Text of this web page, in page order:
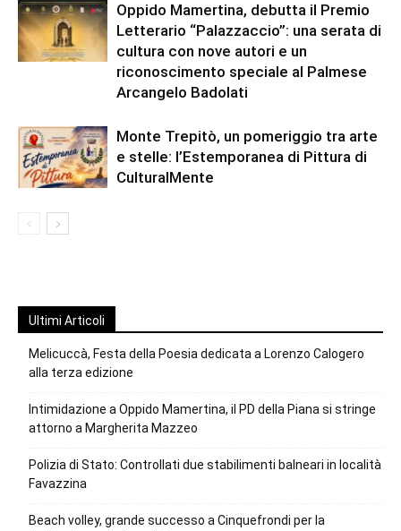
Oppido Mamertina, debutta il Premio
Letterario “Palazzaccio”: una serata di
cultura con nove autori e un
riconoscimento speciale al Palmese
Arcangelo Badolati
Monte Trepitò, un pomeriggio tra arte
e stelle: l’Estemporanea di Pittura di
CulturalMente
Ultimi Articoli
Melicuccà, Festa della Poesia dedicata a Lorenzo Calogero
alla terza edizione
Intimidazione a Oppido Mamertina, il PD della Piana si stringe
attorno a Margherita Mazzeo
Polizia di Stato: Controllati due stabilimenti balneari in località
Favazzina
Beach volley, grande successo a Cinquefrondi per la